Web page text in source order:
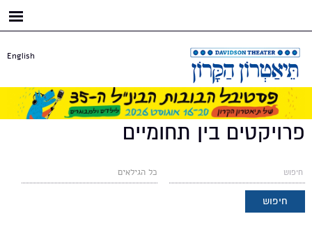
English
פרויקטים בין תחומיים